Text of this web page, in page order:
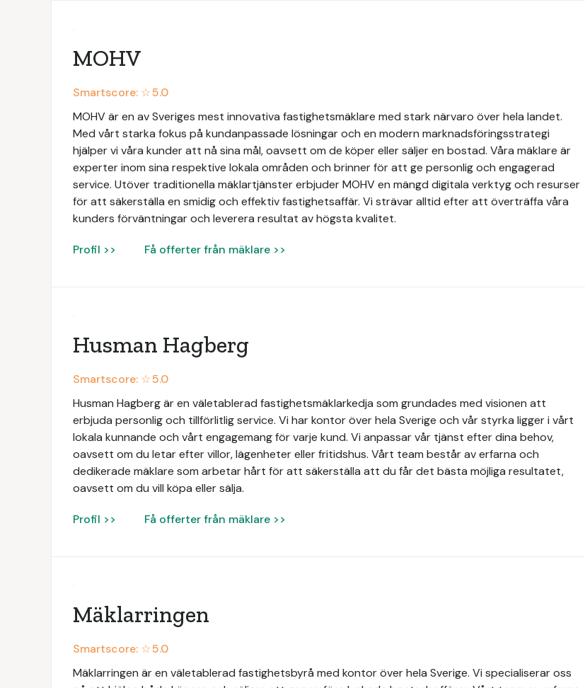
MOHV
Smartscore: ☆5.0
MOHV är en av Sveriges mest innovativa fastighetsmäklare med stark närvaro över hela landet.
Med vårt starka fokus på kundanpassade lösningar och en modern marknadsföringsstrategi
hjälper vi våra kunder att nå sina mål, oavsett om de köper eller säljer en bostad. Våra mäklare är
experter inom sina respektive lokala områden och brinner för att ge personlig och engagerad
service. Utöver traditionella mäklartjänster erbjuder MOHV en mängd digitala verktyg och resurser
för att säkerställa en smidig och effektiv fastighetsaffär. Vi strävar alltid efter att överträffa våra
kunders förväntningar och leverera resultat av högsta kvalitet.
Profil >> Få offerter från mäklare >>
Husman Hagberg
Smartscore: ☆5.0
Husman Hagberg är en väletablerad fastighetsmäklarkedja som grundades med visionen att
erbjuda personlig och tillförlitlig service. Vi har kontor över hela Sverige och vår styrka ligger i vårt
lokala kunnande och vårt engagemang för varje kund. Vi anpassar vår tjänst efter dina behov,
oavsett om du letar efter villor, lägenheter eller fritidshus. Vårt team består av erfarna och
dedikerade mäklare som arbetar hårt för att säkerställa att du får det bästa möjliga resultatet,
oavsett om du vill köpa eller sälja.
Profil >> Få offerter från mäklare >>
Mäklarringen
Smartscore: ☆5.0
Mäklarringen är en väletablerad fastighetsbyrå med kontor över hela Sverige. Vi specialiserar oss